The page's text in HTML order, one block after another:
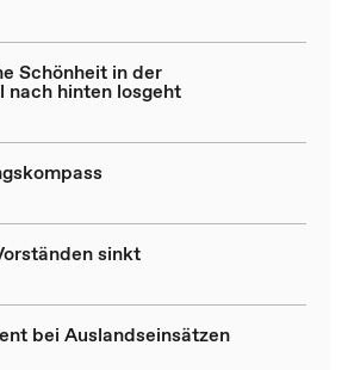
Schönheit in der
nach hinten losgeht
sinkt
bei Auslandseinsätzen